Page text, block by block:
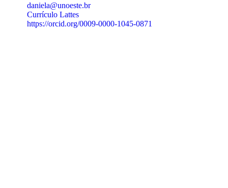
daniela@unoeste.br
Currículo Lattes
https://orcid.org/0009-0000-1045-0871